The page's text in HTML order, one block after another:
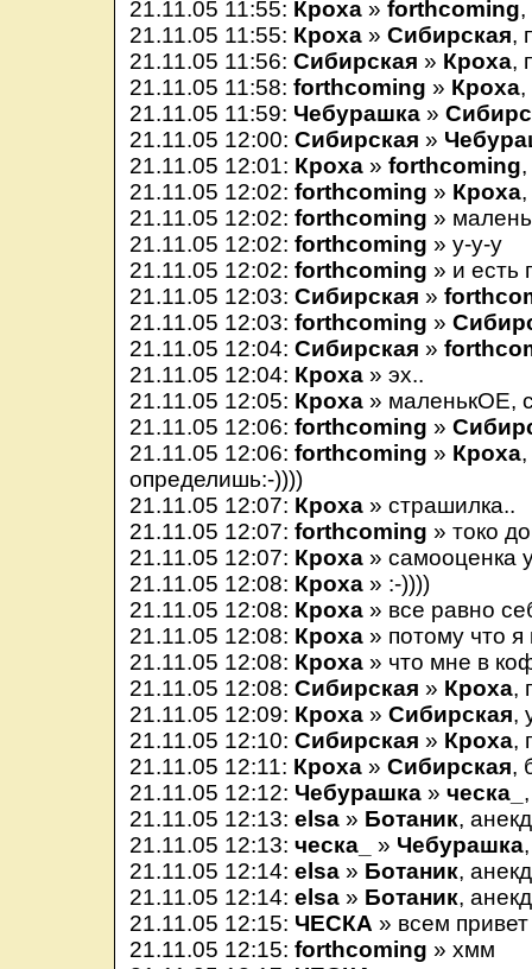
21.11.05 11:55: Кроха » forthcoming,
21.11.05 11:55: Кроха » Сибирская,
21.11.05 11:56: Сибирская » Кроха,
21.11.05 11:58: forthcoming » Кроха,
21.11.05 11:59: Чебурашка »
21.11.05 12:00: Сибирская »
21.11.05 12:01: Кроха » forthcoming
21.11.05 12:02: forthcoming » Кроха
21.11.05 12:02: forthcoming »
21.11.05 12:02: forthcoming » у-у-у
21.11.05 12:02: forthcoming » и есть
21.11.05 12:03: Сибирская »
21.11.05 12:03: forthcoming »
21.11.05 12:04: Сибирская »
21.11.05 12:04: Кроха » эх..
21.11.05 12:05: Кроха » маленькОЕ,
21.11.05 12:06: forthcoming »
21.11.05 12:06: forthcoming » Кроха
определишь:-))))
21.11.05 12:07: Кроха » страшилка..
21.11.05 12:07: forthcoming » токо
21.11.05 12:07: Кроха » самооценка
21.11.05 12:08: Кроха » :-))))
21.11.05 12:08: Кроха » все равно
21.11.05 12:08: Кроха » потому что
21.11.05 12:08: Кроха » что мне в
21.11.05 12:08: Сибирская » Кроха,
21.11.05 12:09: Кроха » Сибирская,
21.11.05 12:10: Сибирская » Кроха,
21.11.05 12:11: Кроха » Сибирская,
21.11.05 12:12: Чебурашка » ческа_
21.11.05 12:13: elsa » Ботаник,
21.11.05 12:13: ческа_ » Чебурашка
21.11.05 12:14: elsa » Ботаник,
21.11.05 12:14: elsa » Ботаник,
21.11.05 12:15: ЧЕСКА » всем привет
21.11.05 12:15: forthcoming » хмм